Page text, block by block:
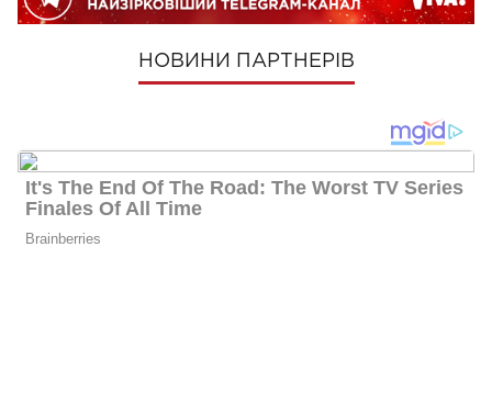
НОВИНИ ПАРТНЕРІВ